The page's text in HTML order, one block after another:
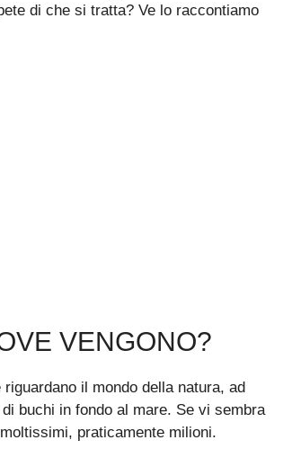
di che si tratta? Ve lo raccontiamo
VENGONO?
il mondo della natura, ad
buchi in fondo al mare. Se vi sembra
praticamente milioni.